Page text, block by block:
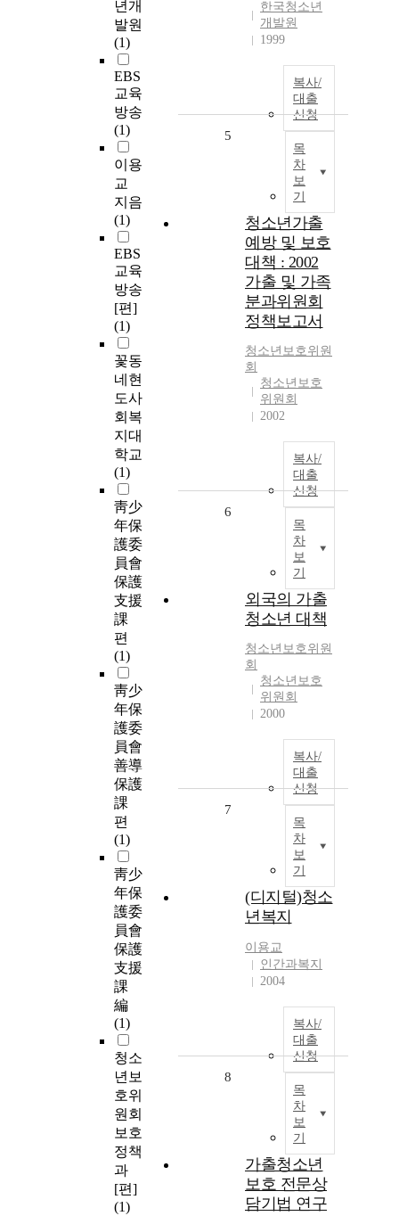
년개
발원
(1)
EBS
교육
방송
(1)
이용
교
지음
(1)
EBS
교육
방송
[편]
(1)
꽃동
네현
도사
회복
지대
학교
(1)
靑少
年保
護委
員會
保護
支援
課
편
(1)
靑少
年保
護委
員會
善導
保護
課
편
(1)
靑少
年保
護委
員會
保護
支援
課
編
(1)
청소
년보
호위
원회
보호
정책
과
[편]
(1)
한국청소년
개발원
1999
복사/
대출
신청
목
차
보
기
5
청소년가출
예방 및 보호
대책 : 2002
가출 및 가족
분과위원회
정책보고서
청소년보호위원
회
청소년보호
위원회
2002
복사/
대출
신청
목
차
보
기
6
외국의 가출
청소년 대책
청소년보호위원
회
청소년보호
위원회
2000
복사/
대출
신청
목
차
보
기
7
(디지털)청소
년복지
이용교
인간과복지
2004
복사/
대출
신청
목
차
보
기
8
가출청소년
보호 전문상
담기법 연구